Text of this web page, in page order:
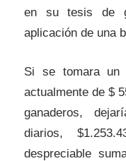
en su tesis de
aplicación de una
Si se tomara un
actualmente de $
ganaderos,
diarios,
despreciable